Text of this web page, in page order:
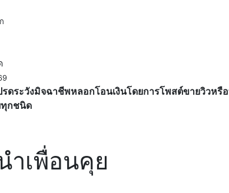
รดระวังมิจฉาชีพหลอกโอนเงินโดยการโพสต์ขายวิวห
กชนิด
ำเพื่อนคุย